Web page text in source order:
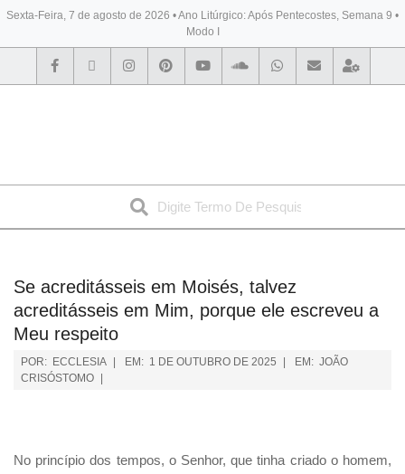
Sexta-Feira, 7 de agosto de 2026 • Ano Litúrgico: Após Pentecostes, Semana 9 •
Modo I
BYBLOS
Se acreditásseis em Moisés, talvez
acreditásseis em Mim, porque ele escreveu a
Meu respeito
POR: ECCLESIA EM: 1 DE OUTUBRO DE 2025 EM: JOÃO
CRISÓSTOMO
No princípio dos tempos, o Senhor, que tinha criado o homem,